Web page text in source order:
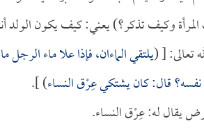
وكيف تذكر؟) يعني: كيف يكون الولد
تعالى: [ (يلتقي الماءان، فإذا علا ماء الرجل
قال: كان يشتكي عِرْق النساء) ].
يقال له: عِرْق النساء.